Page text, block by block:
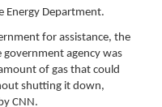
Energy Department.
for assistance, the
government agency was
of gas that could
shutting it down,
CNN.